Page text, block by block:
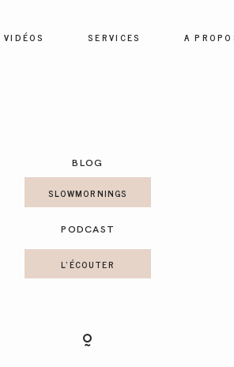
VIDÉOS SERVICES A
BLOG
SLOWMORNINGS
PODCAST
L'ÉCOUTER
SERVICES